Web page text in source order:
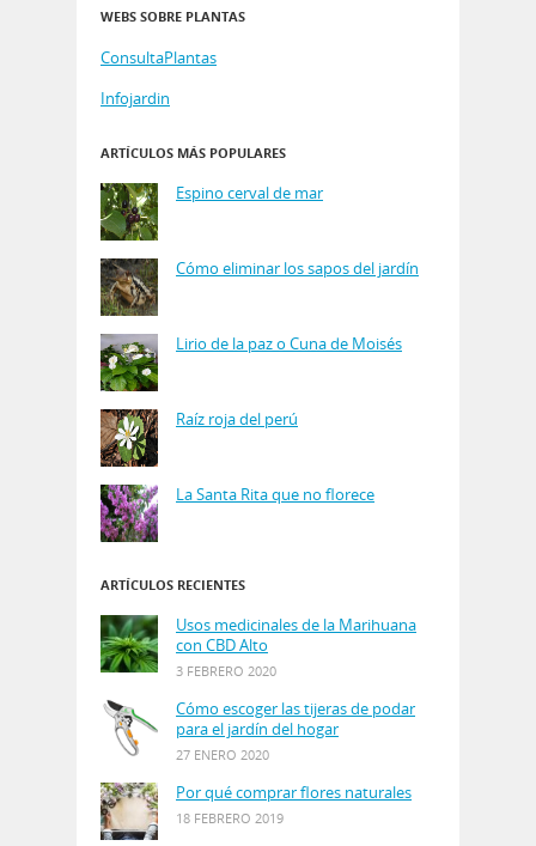
WEBS SOBRE PLANTAS
ConsultaPlantas
Infojardin
ARTÍCULOS MÁS POPULARES
Espino cerval de mar
Cómo eliminar los sapos del jardín
Lirio de la paz o Cuna de Moisés
Raíz roja del perú
La Santa Rita que no florece
ARTÍCULOS RECIENTES
Usos medicinales de la Marihuana
con CBD Alto
3 FEBRERO 2020
Cómo escoger las tijeras de podar
para el jardín del hogar
27 ENERO 2020
Por qué comprar flores naturales
18 FEBRERO 2019